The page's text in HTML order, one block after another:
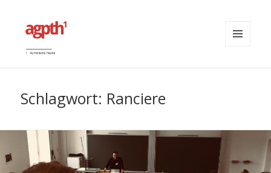
Schlagwort: Ranciere